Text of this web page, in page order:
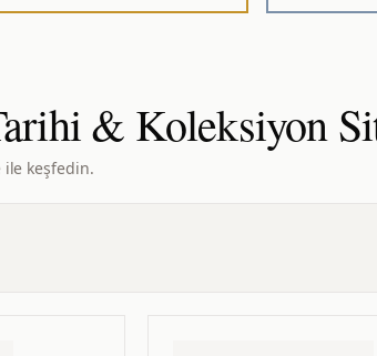
& Koleksiyon
ile keşfedin.